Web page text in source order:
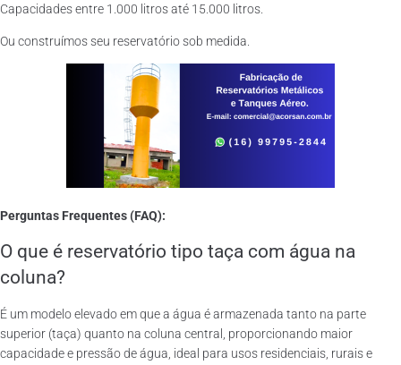
Capacidades entre 1.000 litros até 15.000 litros.
Ou construímos seu reservatório sob medida.
Perguntas Frequentes (FAQ):
O que é reservatório tipo taça com água na
coluna?
É um modelo elevado em que a água é armazenada tanto na parte
superior (taça) quanto na coluna central, proporcionando maior
capacidade e pressão de água, ideal para usos residenciais, rurais e